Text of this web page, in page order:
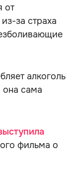
от
за страха
алкоголь
она сама
фильма о